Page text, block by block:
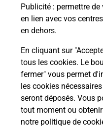
Publicité : permettre
en lien avec vos
en dehors.
En cliquant sur
tous les cookies. Le
fermer" vous permet
les cookies
seront déposés. Vous
tout moment ou
notre politique de
CONSIGNE GARE BOURGOIN